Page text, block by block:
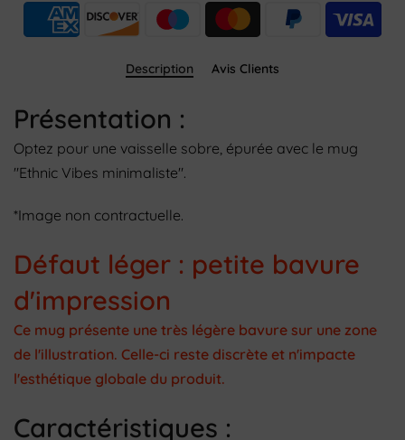
Description Avis Clients
Présentation :
Optez pour une vaisselle sobre, épurée avec le mug
"Ethnic Vibes minimaliste".
*Image non contractuelle.
Défaut léger : petite bavure
d'impression
Ce mug présente une très légère bavure sur une zone
de l'illustration. Celle-ci reste discrète et n'impacte
l'esthétique globale du produit.
Caractéristiques :